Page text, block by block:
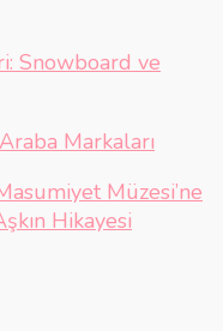
Snowboard ve
Markaları
Müzesi’ne
Hikayesi